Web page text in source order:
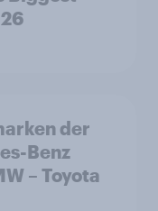
der
Benz
– Toyota